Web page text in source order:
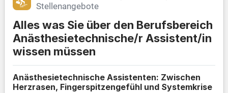
Stellenangebote
Alles was Sie über den Berufsbereich
Anästhesietechnische/r Assistent/in
wissen müssen
Anästhesietechnische Assistenten: Zwischen
Herzrasen, Fingerspitzengefühl und Systemkrise